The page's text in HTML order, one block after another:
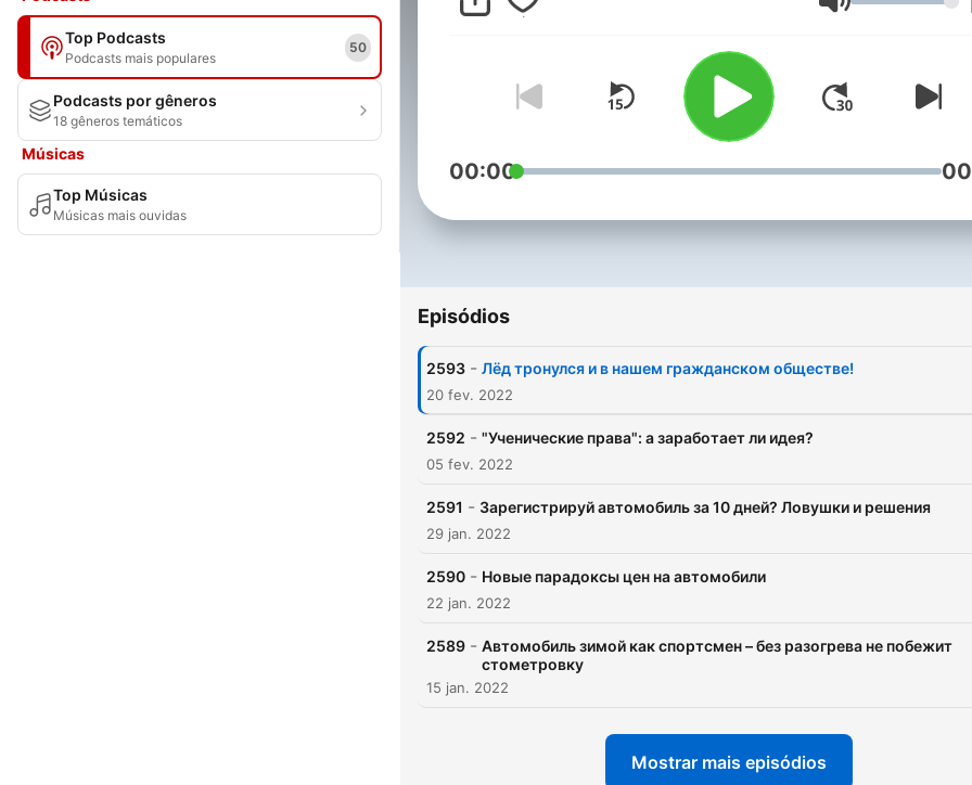
Top Podcasts
Podcasts mais populares
50
Podcasts por gêneros
18 gêneros temáticos
Músicas
Top Músicas
Músicas mais ouvidas
Volume
00:00
Episódios
2593 - Лёд тронулся и в нашем гражданском обществе!
20 fev. 2022
2592 - "Ученические права": а заработает ли идея?
05 fev. 2022
2591 - Зарегистрируй автомобиль за 10 дней? Ловушки и решения
29 jan. 2022
2590 - Новые парадоксы цен на автомобили
22 jan. 2022
2589 - Автомобиль зимой как спортсмен – без разогрева не побежит
стометровку
15 jan. 2022
Mostrar mais episódios